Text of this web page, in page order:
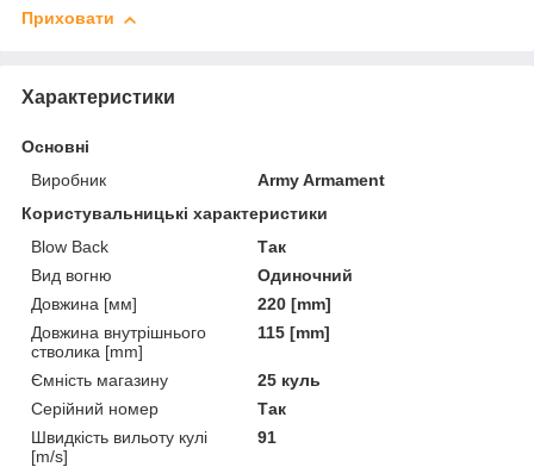
Приховати
Характеристики
Основні
Виробник
Army Armament
Користувальницькі характеристики
Blow Back
Так
Вид вогню
Одиночний
Довжина [мм]
220 [mm]
Довжина внутрішнього
стволика [mm]
115 [mm]
Ємність магазину
25 куль
Серійний номер
Так
Швидкість вильоту кулі
[m/s]
91